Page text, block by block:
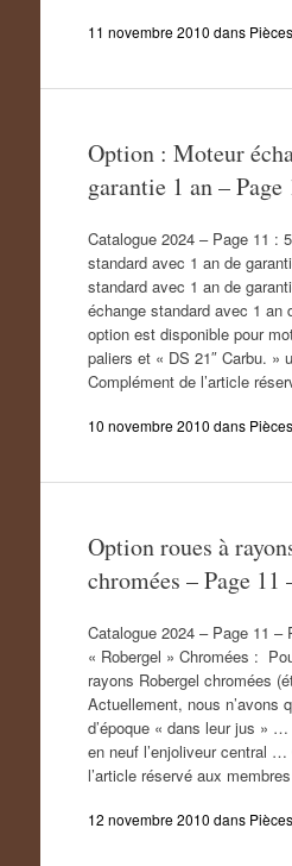
11 novembre 2010 dans Pièces
Option : Moteur
garantie 1 an – Page
Catalogue 2024 – Page 11 :
standard avec 1 an de
standard avec 1 an de
échange standard avec 1
option est disponible pour
paliers et « DS 21″ Carbu. »
Complément de l’article
10 novembre 2010 dans Pièces
Option roues à
chromées – Page 11
Catalogue 2024 – Page 11 –
« Robergel » Chromées :
rayons Robergel chromées
Actuellement, nous n’avons
d’époque « dans leur jus »
en neuf l’enjoliveur central
l’article réservé aux
12 novembre 2010 dans Pièces